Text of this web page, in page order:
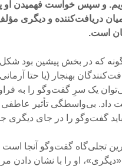
و سپس خواست فهمیدن او
دریافت‌کننده و دیگری
است.
که در بخش پیشین بود شکل
بهنجار (یا حتا
یک ‌سرِ گفت‌وگو را به
داد. بی‌واسطگی تأثیر عاطفی
گفت‌وگو را در جای دیگری
تجلی‌گاه گفت‌وگو آنجا است
او را با نشان دادن